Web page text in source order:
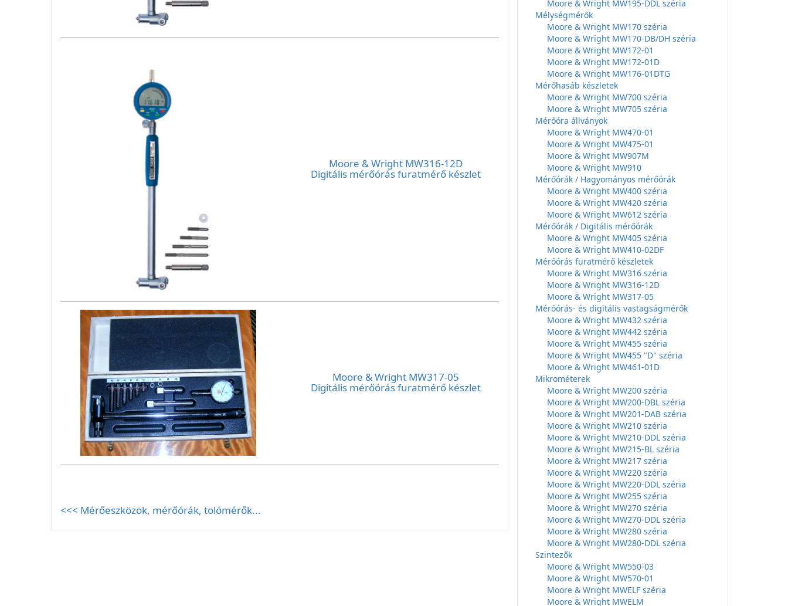
Moore & Wright MW316-12D
Digitális mérőórás furatmérő készlet
Moore & Wright MW317-05
Digitális mérőórás furatmérő készlet
<<< Mérőeszközök, mérőórák, tolómérők...
Moore & Wright MW195-DDL széria
Mélységmérők
Moore & Wright MW170 széria
Moore & Wright MW170-DB/DH széria
Moore & Wright MW172-01
Moore & Wright MW172-01D
Moore & Wright MW176-01DTG
Mérőhasáb készletek
Moore & Wright MW700 széria
Moore & Wright MW705 széria
Mérőóra állványok
Moore & Wright MW470-01
Moore & Wright MW475-01
Moore & Wright MW907M
Moore & Wright MW910
Mérőórák / Hagyományos mérőórák
Moore & Wright MW400 széria
Moore & Wright MW420 széria
Moore & Wright MW612 széria
Mérőórák / Digitális mérőórák
Moore & Wright MW405 széria
Moore & Wright MW410-02DF
Mérőórás furatmérő készletek
Moore & Wright MW316 széria
Moore & Wright MW316-12D
Moore & Wright MW317-05
Mérőórás- és digitális vastagságmérők
Moore & Wright MW432 széria
Moore & Wright MW442 széria
Moore & Wright MW455 széria
Moore & Wright MW455 "D" széria
Moore & Wright MW461-01D
Mikrométerek
Moore & Wright MW200 széria
Moore & Wright MW200-DBL széria
Moore & Wright MW201-DAB széria
Moore & Wright MW210 széria
Moore & Wright MW210-DDL széria
Moore & Wright MW215-BL széria
Moore & Wright MW217 széria
Moore & Wright MW220 széria
Moore & Wright MW220-DDL széria
Moore & Wright MW255 széria
Moore & Wright MW270 széria
Moore & Wright MW270-DDL széria
Moore & Wright MW280 széria
Moore & Wright MW280-DDL széria
Szintezők
Moore & Wright MW550-03
Moore & Wright MW570-01
Moore & Wright MWELF széria
Moore & Wright MWELM